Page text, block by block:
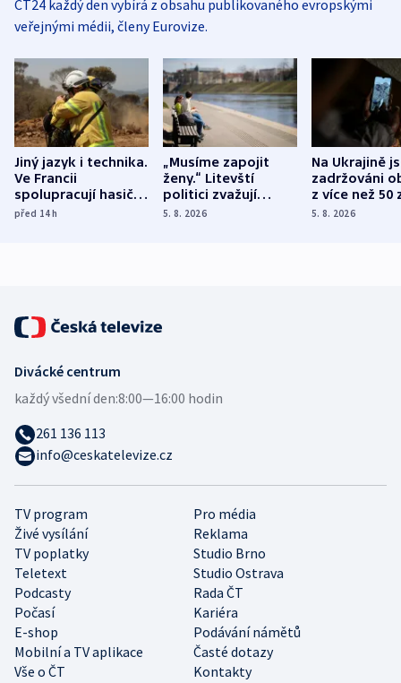
ČT24 každý den vybírá z obsahu publikovaného evropskými
veřejnými médii, členy Eurovize.
Jiný jazyk i technika.
Ve Francii
spolupracují hasiči z
různých zemí
před 14h
„Musíme zapojit
ženy.“ Litevští
politici zvažují
dohodu o
5. 8. 2026
Na Ukrajině
zadržováni
z více než 50
Bojovali na
5. 8. 2026
TV program
Pro média
Živé vysílání
Reklama
TV poplatky
Studio Brno
Teletext
Studio Ostrava
Podcasty
Rada ČT
Počasí
Kariéra
E-shop
Podávání námětů
Mobilní a TV aplikace
Časté dotazy
Vše o ČT
Kontakty
Divácké centrum
každý všední den:8:00—16:00 hodin
261 136 113
info@ceskatelevize.cz